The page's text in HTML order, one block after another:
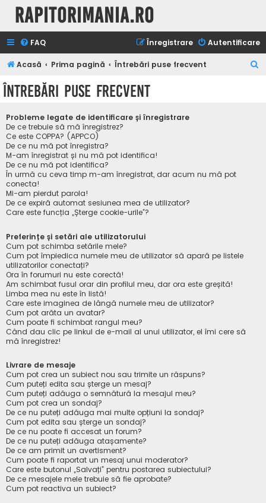
Rapitorimania.ro
FAQ Autentificare
Înregistrare
Acasă Prima pagină Întrebări puse frecvent
Întrebări puse frecvent
Probleme legate de identificare și înregistrare
De ce trebuie să mă înregistrez?
Ce este COPPA? (APPCO)
De ce nu mă pot înregistra?
M-am înregistrat și nu mă pot identifica!
De ce nu mă pot identifica?
În urmă cu ceva timp m-am înregistrat, dar acum nu mă pot
conecta!
Mi-am pierdut parola!
De ce expiră automat sesiunea mea de utilizator?
Care este funcția „Șterge cookie-urile”?
Preferințe și setări ale utilizatorului
Cum pot schimba setările mele?
Cum pot împiedica numele meu de utilizator să apară pe listele
utilizatorilor conectați?
Ora în forumuri nu este corectă!
Am schimbat fusul orar din profilul meu, dar ora este greșită!
Limba mea nu este în listă!
Care este imaginea de lângă numele meu de utilizator?
Cum pot arăta un avatar?
Cum poate fi schimbat rangul meu?
Când dau clic pe linkul de e-mail al unui utilizator, el îmi cere să
mă înregistrez!
Livrare de mesaje
Cum pot crea un subiect nou sau trimite un răspuns?
Cum puteți edita sau șterge un mesaj?
Cum puteți adăuga o semnătură la mesajul meu?
Cum pot crea un sondaj?
De ce nu puteți adăuga mai multe opțiuni la sondaj?
Cum pot edita sau șterge un sondaj?
De ce nu poate fi accesat un forum?
De ce nu puteți adăuga atașamente?
De ce am primit un avertisment?
Cum poate fi raportat un mesaj unui moderator?
Care este butonul „Salvați” pentru postarea subiectului?
De ce mesajele mele trebuie să fie aprobate?
Cum pot reactiva un subiect?